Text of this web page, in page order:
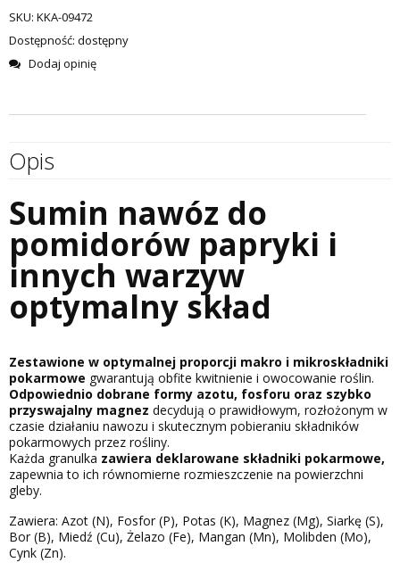
SKU: KKA-09472
Dostępność: dostępny
Dodaj opinię
Opis
Sumin nawóz do
pomidorów papryki i
innych warzyw
optymalny skład
Zestawione w optymalnej proporcji makro i mikroskładniki
pokarmowe gwarantują obfite kwitnienie i owocowanie roślin.
Odpowiednio dobrane formy azotu, fosforu oraz szybko
przyswajalny magnez decydują o prawidłowym, rozłożonym w
czasie działaniu nawozu i skutecznym pobieraniu składników
pokarmowych przez rośliny.
Każda granulka zawiera deklarowane składniki pokarmowe,
zapewnia to ich równomierne rozmieszczenie na powierzchni
gleby.
Zawiera: Azot (N), Fosfor (P), Potas (K), Magnez (Mg), Siarkę (S),
Bor (B), Miedź (Cu), Żelazo (Fe), Mangan (Mn), Molibden (Mo),
Cynk (Zn).